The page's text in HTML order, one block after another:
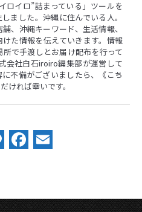
ロイロ”詰まっている」ツールを
ました。沖縄に住んでいる人。
、沖縄キーワード、生活情報、
た情報を伝えていきます。情報
で手渡しとお届け配布を行って
会社白石iroiro編集部が運営して
不備がございましたら、
《こち
ければ幸いです。
LineFacebook